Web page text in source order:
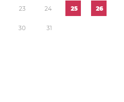
23 24 25 26
30 31